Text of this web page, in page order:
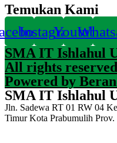
Temukan Kami
InstagramYoutube
SMA IT Ishlahul
All rights
Powered by
SMA IT Ishlahul
Jln. Sadewa RT 01 RW 04
Timur Kota Prabumulih Prov.